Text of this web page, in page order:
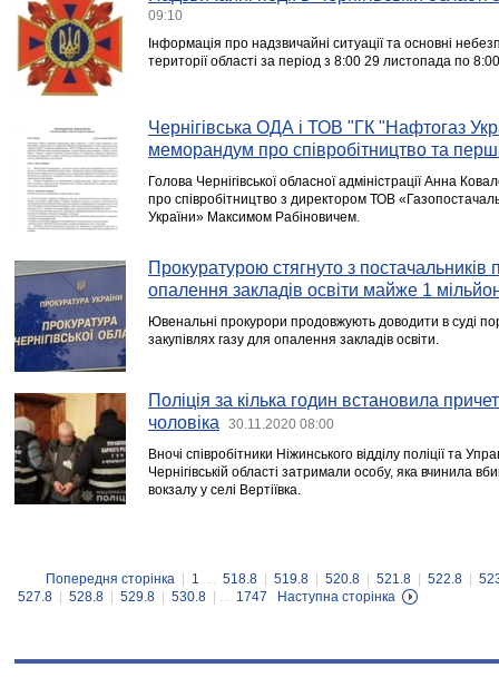
09:10
Інформація про надзвичайні ситуації та основні
території області за період з 8:00 29 листопада по
Чернігівська ОДА і ТОВ "ГК "Нафтогаз
меморандум про співробітництво та
Голова Чернігівської обласної адміністрації Анна
про співробітництво з директором ТОВ
України» Максимом Рабіновичем.
Прокуратурою стягнуто з постачальників
опалення закладів освіти майже 1
Ювенальні прокурори продовжують доводити в суді
закупівлях газу для опалення закладів освіти.
Поліція за кілька годин встановила
чоловіка
30.11.2020 08:00
Вночі співробітники Ніжинського відділу поліції та
Чернігівській області затримали особу, яка вчинила
вокзалу у селі Вертіївка.
Попередня сторінка 1 ... 518.8 519.8 520.8 521.8 522.8
527.8
528.8 529.8 530.8 | ... 1747 Наступна сторінка